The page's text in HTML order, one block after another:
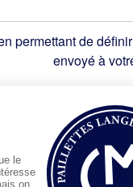
permettant de
envoyé à